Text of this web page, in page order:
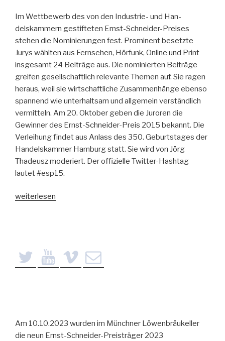
Im Wettbewerb des von den Industrie- und Han­
delskammern gestifteten Ernst-Schneider-Preises
stehen die Nomi­nierun­gen fest. Prominent besetzte
Jurys wählten aus Fernsehen, Hör­funk, Online und Print
insgesamt 24 Beiträge aus. Die nominierten Beiträge
greifen gesellschaftlich relevante Themen auf. Sie ragen
heraus, weil sie wirtschaftliche Zusammenhänge ebenso
spannend wie unterhaltsam und allgemein verständlich
vermitteln. Am 20. Oktober geben die Juroren die
Gewinner des Ernst-Schneider-Preis 2015 bekannt. Die
Verleihung findet aus Anlass des 350. Geburtstages der
Handelskammer Hamburg statt. Sie wird von Jörg
Thadeusz moderiert. Der offizielle Twitter-Hashtag
lautet #esp15.
„24
weiterlesen
Am 10.10.2023 wurden im Münchner Löwenbräukeller
die neun Ernst-Schneider-Preisträger 2023